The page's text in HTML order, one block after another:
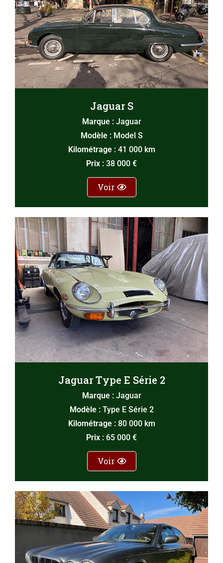
Jaguar S
Marque : Jaguar
Modèle : Model S
Kilométrage : 41 000 km
Prix : 38 000 €
Voir
Jaguar Type E Série 2
Marque : Jaguar
Modèle : Type E Série 2
Kilométrage : 80 000 km
Prix : 65 000 €
Voir